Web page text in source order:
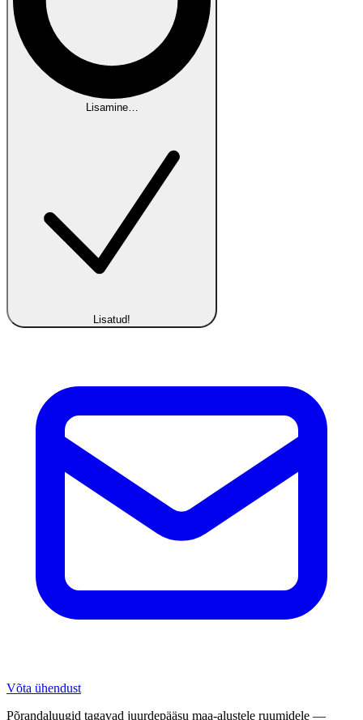
Lisamine…
Lisatud!
Võta ühendust
Põrandaluugid tagavad juurdepääsu maa-alustele ruumidele —